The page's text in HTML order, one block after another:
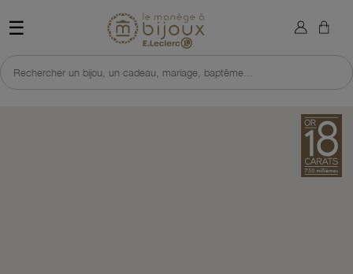
☰ Retour à l'accueil du site
Rechercher un bijou, un cadeau, mariage, baptême...
×